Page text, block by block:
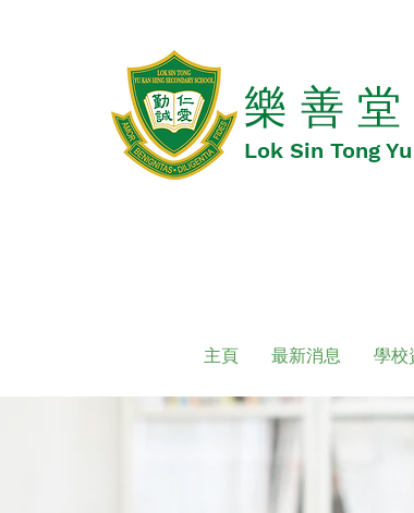
樂 善
​​Lok Sin Tong
主頁 最新消息 學校